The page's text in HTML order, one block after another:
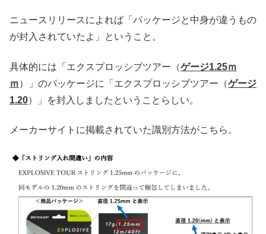
ニュースリリースによれば「パッケージと中身が違うもの
が封入されていたよ」ということ。
具体的には「エクスプロッシブツアー（ゲージ1.25ｍ
ｍ）」のパッケージに「エクスプロッシブツアー（ゲージ
1.20）」を封入しましたということらしい。
メーカーサイトに掲載されていた識別方法がこちら。